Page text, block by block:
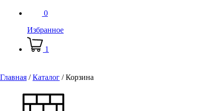
0
Избранное
1
Главная /Каталог /Корзина